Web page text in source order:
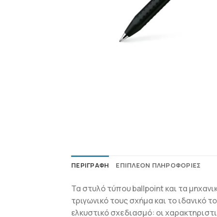
ΠΕΡΙΓΡΑΦΉ ΕΠΙΠΛΈΟΝ ΠΛΗΡΟΦΟΡΊΕΣ
Τα στυλό τύπου ballpoint και τα
τριγωνικό τους σχήμα και το ιδανικό
ελκυστικό σχεδιασμό: οι